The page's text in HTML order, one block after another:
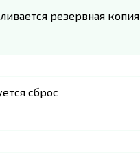
резервная копия
сброс